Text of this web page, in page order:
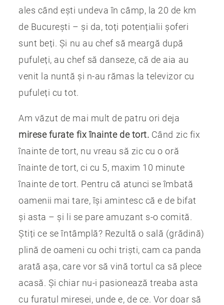
ales când ești undeva în câmp, la 20 de km
de București – și da, toți potențialii șoferi
sunt beți. Și nu au chef să meargă după
pufuleți, au chef să danseze, că de aia au
venit la nuntă și n-au rămas la televizor cu
pufuleți cu tot.
Am văzut de mai mult de patru ori deja
mirese furate fix înainte de tort. Când zic fix
înainte de tort, nu vreau să zic cu o oră
înainte de tort, ci cu 5, maxim 10 minute
înainte de tort. Pentru că atunci se îmbată
oamenii mai tare, își amintesc că e de bifat
și asta – și li se pare amuzant s-o comită.
Știți ce se întâmplă? Rezultă o sală (grădină)
plină de oameni cu ochi triști, cam ca panda
arată așa, care vor să vină tortul ca să plece
acasă. Și chiar nu-i pasionează treaba asta
cu furatul miresei, unde e, de ce. Vor doar să